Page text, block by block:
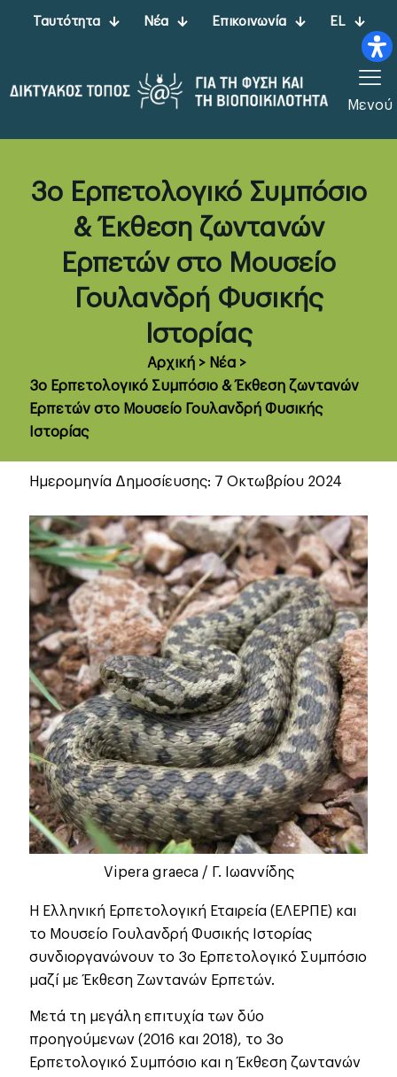
Ταυτότητα Νέα Επικοινωνία EL
Μενού
3ο Ερπετολογικό Συμπόσιο
& Έκθεση ζωντανών
Ερπετών στο Μουσείο
Γουλανδρή Φυσικής
Ιστορίας
Αρχική > Νέα >
3ο Ερπετολογικό Συμπόσιο & Έκθεση ζωντανών
Ερπετών στο Μουσείο Γουλανδρή Φυσικής
Ιστορίας
Ημερομηνία Δημοσίευσης: 7 Οκτωβρίου 2024
Vipera graeca / Γ. Ιωαννίδης
Η Ελληνική Ερπετολογική Εταιρεία (ΕΛΕΡΠΕ) και
το Μουσείο Γουλανδρή Φυσικής Ιστορίας
συνδιοργανώνουν το 3ο Ερπετολογικό Συμπόσιο
μαζί με Έκθεση Ζωντανών Ερπετών.
Μετά τη μεγάλη επιτυχία των δύο
προηγούμενων (2016 και 2018), το 3ο
Ερπετολογικό Συμπόσιο και η Έκθεση ζωντανών